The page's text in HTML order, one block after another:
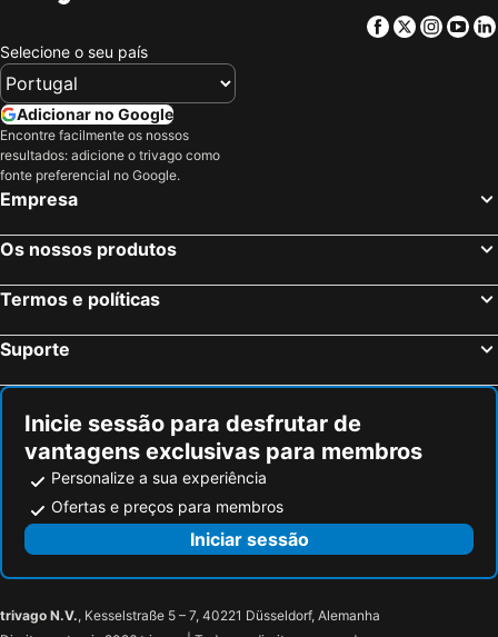
Zeddiani, bed and breakfasts
Ittiri, bed and breakfasts
Mores, bed and breakfasts
Monteleone Rocca Doria, bed and breakfasts
Ploaghe, bed and breakfasts
Tresnuraghes, bed and breakfasts
Bottidda, bed and breakfasts
Usini, bed and breakfasts
Torralba, bed and breakfasts
Simaxis, bed and breakfasts
Cuglieri, bed and breakfasts
Cossoine, bed and breakfasts San Vero Milis, bed and breakfasts
Bauladu, bed and breakfasts
Facebook
Twitter
Selecione o seu país
Adicionar no Google
Encontre facilmente os nossos
resultados: adicione o trivago como
fonte preferencial no Google.
Empresa
Os nossos produtos
Termos e políticas
Suporte
Inicie sessão para desfrutar de
vantagens exclusivas para membros
Personalize a sua experiência
Ofertas e preços para membros
Iniciar sessão
trivago N.V., Kesselstraße 5 – 7, 40221 Düsseldorf, Alemanha